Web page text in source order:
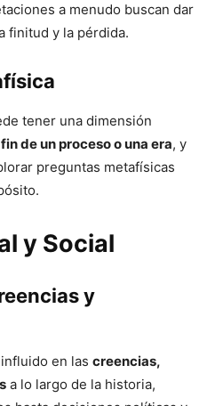
a menudo buscan dar
finitud y la pérdida.
tener una dimensión
fin de un proceso o una era, y
preguntas metafísicas
y Social
y
en las creencias,
a lo largo de la historia,